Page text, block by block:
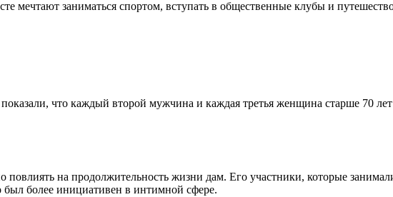
мечтают заниматься спортом, вступать в общественные клубы и
что каждый второй мужчина и каждая третья женщина старше 70
повлиять на продолжительность жизни дам. Его участники, которые
более инициативен в интимной сфере.